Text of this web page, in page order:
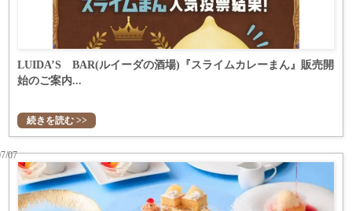
LUIDA’S BAR(ルイーダの酒場)『スライムカレーまん』販売開
始のご案内...
続きを読む >>
07